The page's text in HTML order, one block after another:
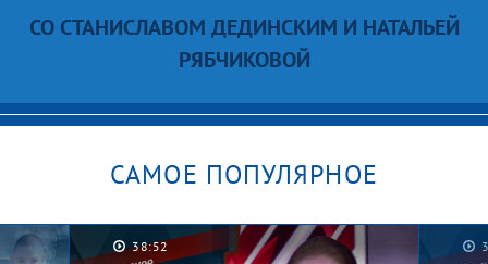
СО СТАНИСЛАВОМ ДЕДИНСКИМ И НАТАЛЬЕЙ
РЯБЧИКОВОЙ
САМОЕ ПОПУЛЯРНОЕ
38:52